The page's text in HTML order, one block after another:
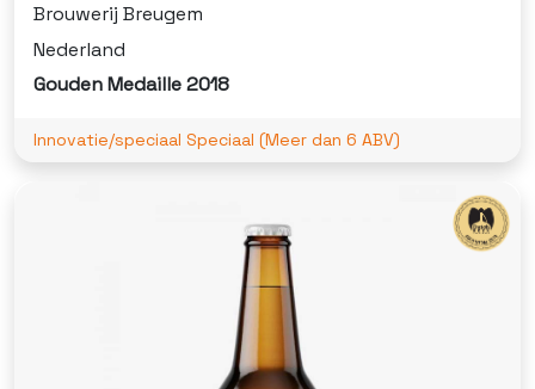
Brouwerij Breugem
Nederland
Gouden Medaille 2018
Innovatie/speciaal Speciaal (Meer dan 6 ABV)